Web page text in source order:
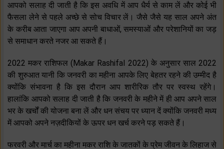
आपको सलाह दी जाती है कि इस अवधि में आप धैर्य से काम लें और कोई भी
फैसला लेने से पहले अच्छे से सोच विचार लें। जैसे जैसे यह साल अपने अंत
के करीब आता जाएगा आप अपनी बाधाओं, समस्याओं और परेशानियों का जड़
से समाधान करते नजर आ सकते हैं।
2022 मकर राशिफल (Makar Rashifal 2022) के अनुसार साल 2022
की शुरुआत यानी कि जनवरी का महीना आपके लिए बेहतर रहने की उम्मीद है
क्योंकि संभावना है कि इस दौरान आप शारीरिक तौर पर स्वस्थ रहेंगे।
हालांकि आपको सलाह दी जाती है कि जनवरी के महीने में ही आप अपने साल
भर के खर्चों की योजना बना लें और धन संचय पर ध्यान दें क्योंकि जनवरी मध्य
में आपको अपने नज़दीकियों के ऊपर धन खर्च करने पड़ सकते हैं।
फरवरी और मार्च का महीना मकर राशि के जातकों के प्रेम जीवन के लिहाज से